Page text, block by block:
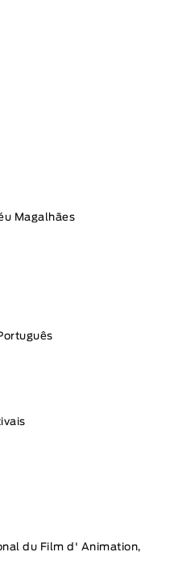
Magalhães
du Film d' Animation,